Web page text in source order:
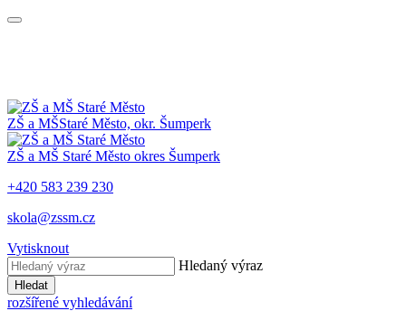
ZŠ a MŠStaré Město, okr. Šumperk
ZŠ a MŠ Staré Město okres Šumperk
+420 583 239 230
skola@zssm.cz
Vytisknout
Hledaný výraz
Hledat
rozšířené vyhledávání